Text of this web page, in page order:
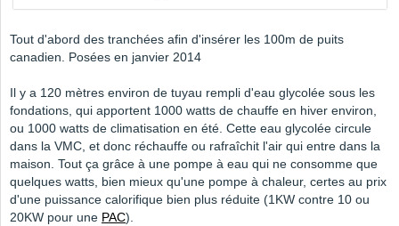
Tout d'abord des tranchées afin d'insérer les 100m de puits
canadien. Posées en janvier 2014
Il y a 120 mètres environ de tuyau rempli d'eau glycolée sous les
fondations, qui apportent 1000 watts de chauffe en hiver environ,
ou 1000 watts de climatisation en été. Cette eau glycolée circule
dans la VMC, et donc réchauffe ou rafraîchit l'air qui entre dans la
maison. Tout ça grâce à une pompe à eau qui ne consomme que
quelques watts, bien mieux qu'une pompe à chaleur, certes au prix
d'une puissance calorifique bien plus réduite (1KW contre 10 ou
20KW pour une PAC).